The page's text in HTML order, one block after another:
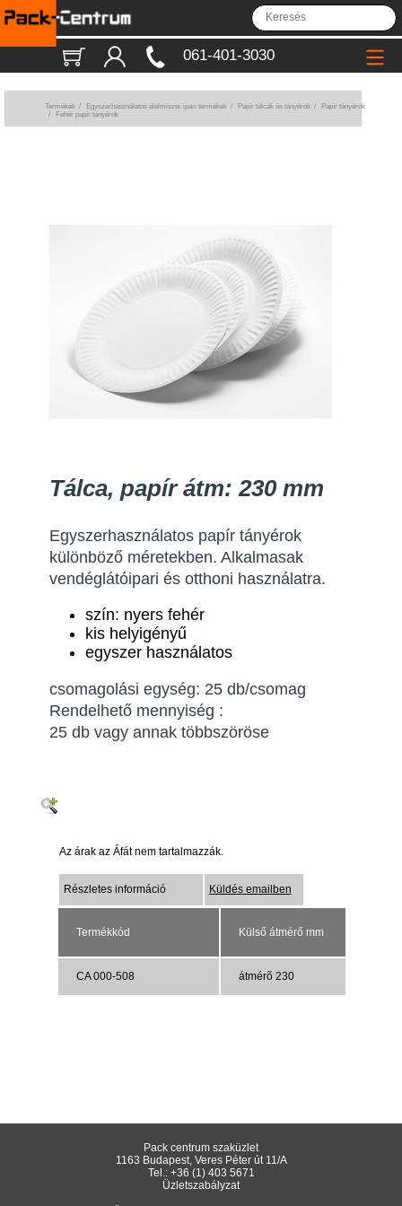
061-401-3030
Termékek/ Egyszerhasználatos élelmiszer ipari termékek/ Papír tálcák és tányérok/
Papír tányérok
/
Fehér papír tányérok
Tálca, papír átm: 230 mm
Egyszerhasználatos papír tányérok
különböző méretekben. Alkalmasak
vendéglátóipari és otthoni használatra.
szín: nyers fehér
kis helyigényű
egyszer használatos
csomagolási egység: 25 db/csomag
Rendelhető mennyiség :
25 db vagy annak többszöröse
Az árak az Áfát nem tartalmazzák.
Részletes információ Küldés emailben
Termékkód Külső átmérő mm
CA 000-508 átmérõ 230
Pack centrum szaküzlet
1163 Budapest, Veres Péter út 11/A
Tel.: +36 (1) 403 5671
Üzletszabályzat